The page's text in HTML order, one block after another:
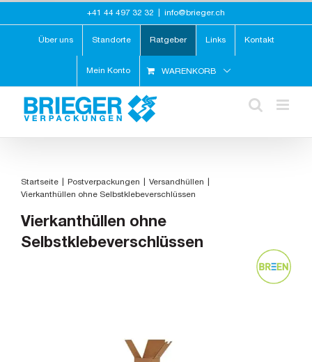
springen
+41 44 497 32 32 info@brieger.ch
Über uns Standorte Ratgeber Links Kontakt
Mein Konto WARENKORB
Startseite Postverpackungen
Versandhüllen
Vierkanthüllen ohne Selbstklebeverschlüssen
Vierkanthüllen ohne
Selbstklebeverschlüssen